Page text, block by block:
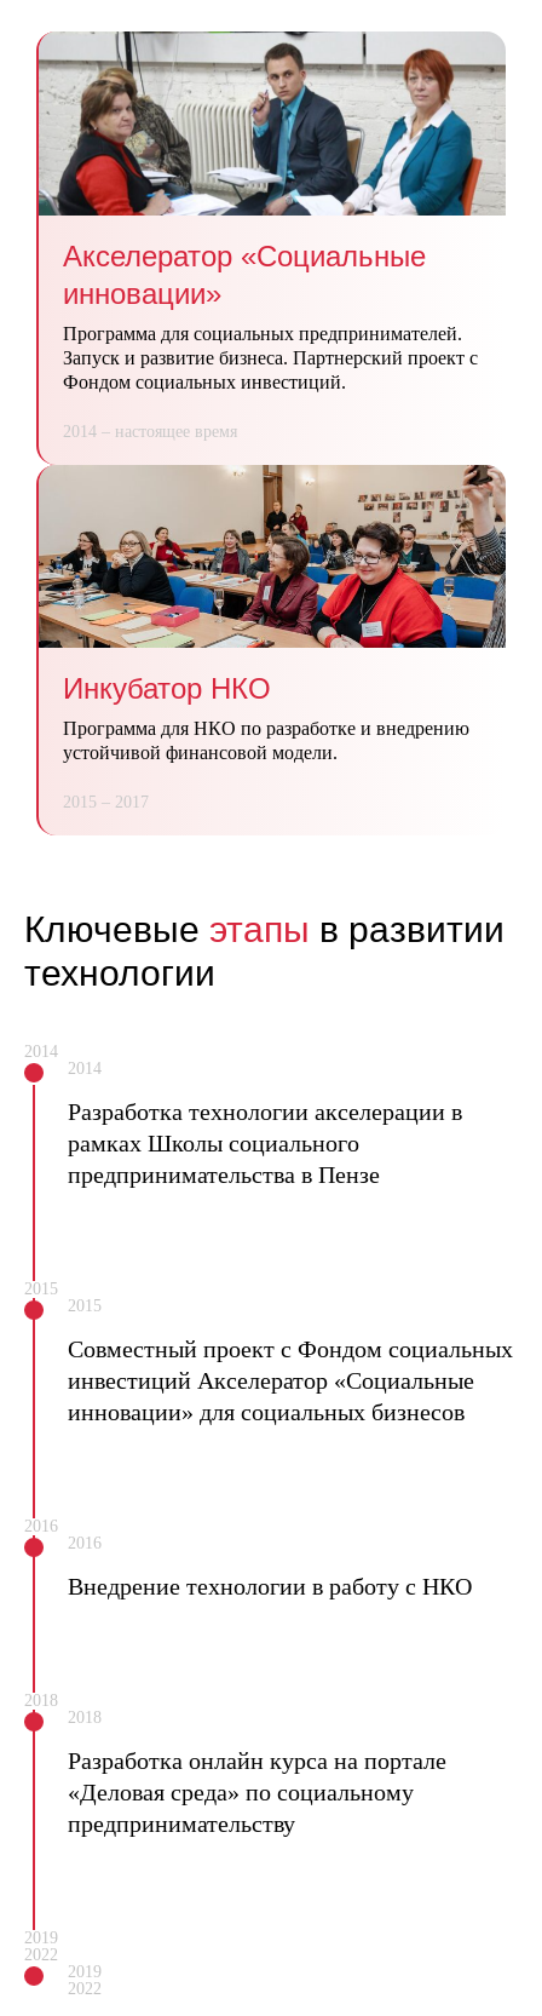
Акселератор «Социальные
инновации»
Программа для социальных предпринимателей.
Запуск и развитие бизнеса. Партнерский проект с
Фондом социальных инвестиций.
2014 – настоящее время
Инкубатор НКО
Программа для НКО по разработке и внедрению
устойчивой финансовой модели.
2015 – 2017
Ключевые этапы в развитии
технологии
2014
2014
Разработка технологии акселерации в
рамках Школы социального
предпринимательства в Пензе
2015
2015
Совместный проект с Фондом социальных
инвестиций Акселератор «Социальные
инновации» для социальных бизнесов
2016
2016
Внедрение технологии в работу с НКО
2018
2018
Разработка онлайн курса на портале
«Деловая среда» по социальному
предпринимательству
2019
2022
2019
2022